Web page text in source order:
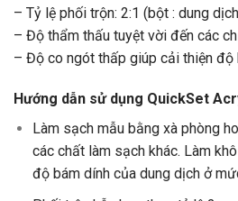
– Tỷ lệ phối trộn: 2:1 (bột : dung
– Độ thẩm thấu tuyệt vời đến các
– Độ co ngót thấp giúp cải thiện
Hướng dẫn sử dụng QuickSet
Làm sạch mẫu bằng xà phòng
các chất làm sạch khác. Làm
độ bám dính của dung dịch ở